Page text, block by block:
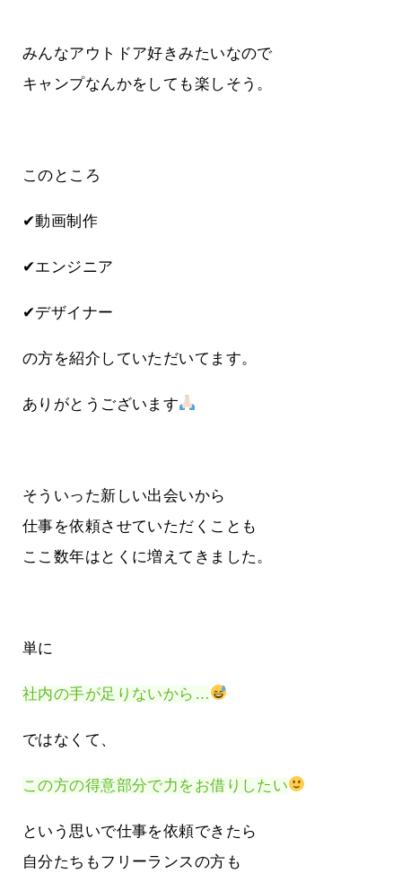
みんなアウトドア好きみたいなので
キャンプなんかをしても楽しそう。
このところ
✔動画制作
✔エンジニア
✔デザイナー
の方を紹介していただいてます。
ありがとうございます
そういった新しい出会いから
仕事を依頼させていただくことも
ここ数年はとくに増えてきました。
単に
社内の手が足りないから…
ではなくて、
この方の得意部分で力をお借りしたい
という思いで仕事を依頼できたら
自分たちもフリーランスの方も